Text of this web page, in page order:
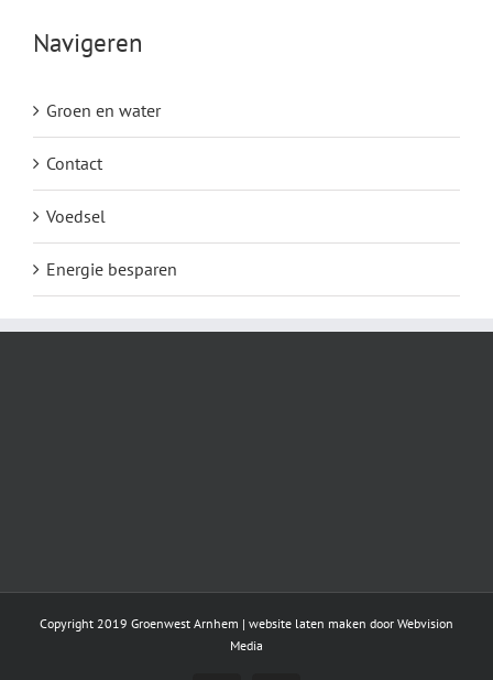
Navigeren
Groen en water
Contact
Voedsel
Energie besparen
Copyright 2019 Groenwest Arnhem | website laten maken door Webvision
Media